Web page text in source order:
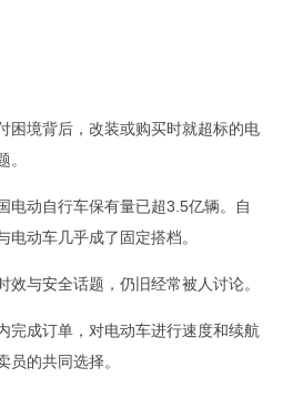
困境背后，改装或购买时就超标的电
。
电动自行车保有量已超3.5亿辆。自
动车几乎成了固定搭档。
效与安全话题，仍旧经常被人讨论。
完成订单，对电动车进行速度和续航
员的共同选择。